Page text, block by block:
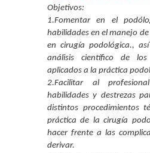
Objetivos:
1.Fomentar en el
habilidades en el manejo
en cirugía podológica.,
análisis científico de los
aplicados a la práctica
2.Facilitar al
habilidades y destrezas
distintos procedimientos
práctica de la cirugía
hacer frente a las
derivar.